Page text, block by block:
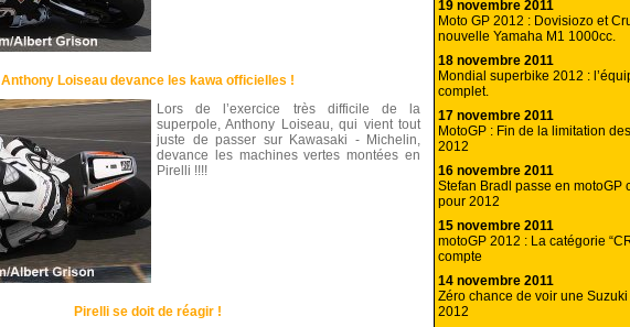
Anthony Loiseau devance les kawa officielles !
Lors de l’exercice très difficile de la
superpole, Anthony Loiseau, qui vient tout
juste de passer sur Kawasaki - Michelin,
devance les machines vertes montées en
Pirelli !!!!
Pirelli se doit de réagir !
19 novembre 2011
Moto GP 2012 : Dovisiozo et
nouvelle Yamaha M1 1000cc.
18 novembre 2011
Mondial superbike 2012 :
complet.
17 novembre 2011
MotoGP : Fin de la limitation
2012
16 novembre 2011
Stefan Bradl passe en motoGP
pour 2012
15 novembre 2011
motoGP 2012 : La catégorie
compte
14 novembre 2011
Zéro chance de voir une
2012